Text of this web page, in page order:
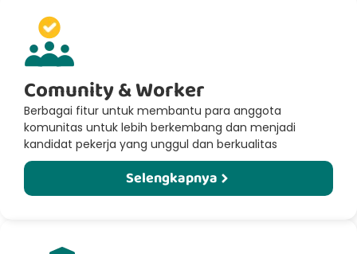
Comunity & Worker
Berbagai fitur untuk membantu para anggota
komunitas untuk lebih berkembang dan menjadi
kandidat pekerja yang unggul dan berkualitas
Selengkapnya